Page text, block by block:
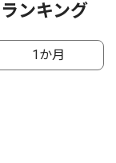
ンキング
1か月